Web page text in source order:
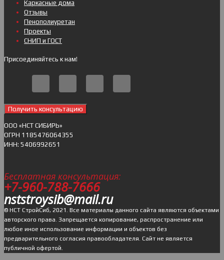
Каркасные дома
Отзывы
Пенополиуретан
Проекты
СНИП и ГОСТ
Присоединяйтесь к нам!
Получить консультацию
ОOO «НСТ СИБИРЬ»
ОГРН 1185476064355
ИНН: 5406992651
Бесплатная консультация:
+7-960-788-7666
nststroysib@mail.ru
© НСТ СтройСиб, 2021. Все материалы данного сайта являются объектами
авторского права. Запрещается копирование, распространение или
любое иное использование информации и объектов без
предварительного согласия правообладателя. Cайт не является
публичной офертой.